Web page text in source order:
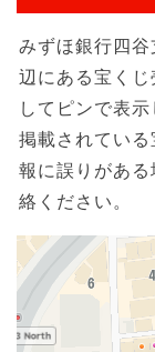
みずほ銀行四
辺にある宝く
してピンで表示
掲載されてい
報に誤りがある
絡ください。